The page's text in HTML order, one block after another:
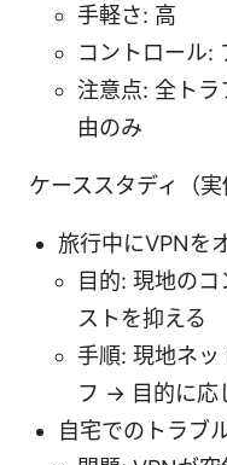
手軽さ: 高
コントロール:
注意点: 全ト
由のみ
ケーススタディ（実
旅行中にVPNを
目的: 現地の
ストを抑える
手順: 現地ネッ
フ → 目的に応
自宅でのトラブ